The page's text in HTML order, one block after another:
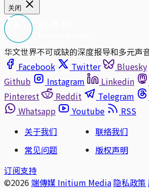
关闭
华文世界不可或缺的深度报导和多元声
Facebook
Twitter Bluesky
Github
Instagram Linkedin
Pinterest
Reddit Telegram
Whatsapp
Youtube
RSS
关于我们
联络我们
常见问题
版权声明
订阅支持
©2026 端傳媒 Initium Media 隐私政策